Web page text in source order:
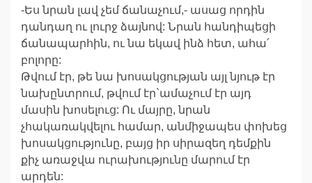
-Ես նրան լավ չեմ ճանաչում,- ասաց որդին
դանդաղ ու լուրջ ձայնով: Նրան հանդիպեցի
ճանապարհին, ու նա եկավ ինձ հետ, ահա՛
բոլորը:
Թվում էր, թե նա խոսակցության այլ նյութ էր
նախընտրում, թվում էր`ամաչում էր այդ
մասին խոսելուց: Ու մայրը, նրան
չհակառակվելու համար, անմիջապես փոխեց
խոսակցությունը, բայց իր սիրազեղ դեմքին
քիչ առաջվա ուրախությունը մարում էր
արդեն: